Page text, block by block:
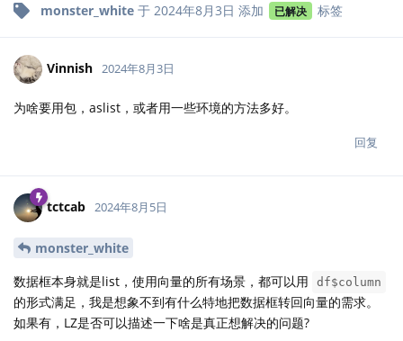
monster_white 于 2024年8月3日 添加 已解决 标签
Vinnish 2024年8月3日
为啥要用包，aslist，或者用一些环境的方法多好。
回复
tctcab 2024年8月5日
monster_white
数据框本身就是list，使用向量的所有场景，都可以用
df$column
的形式满足，我是想象不到有什么特地把数据框转回向量的需求。
如果有，LZ是否可以描述一下啥是真正想解决的问题?